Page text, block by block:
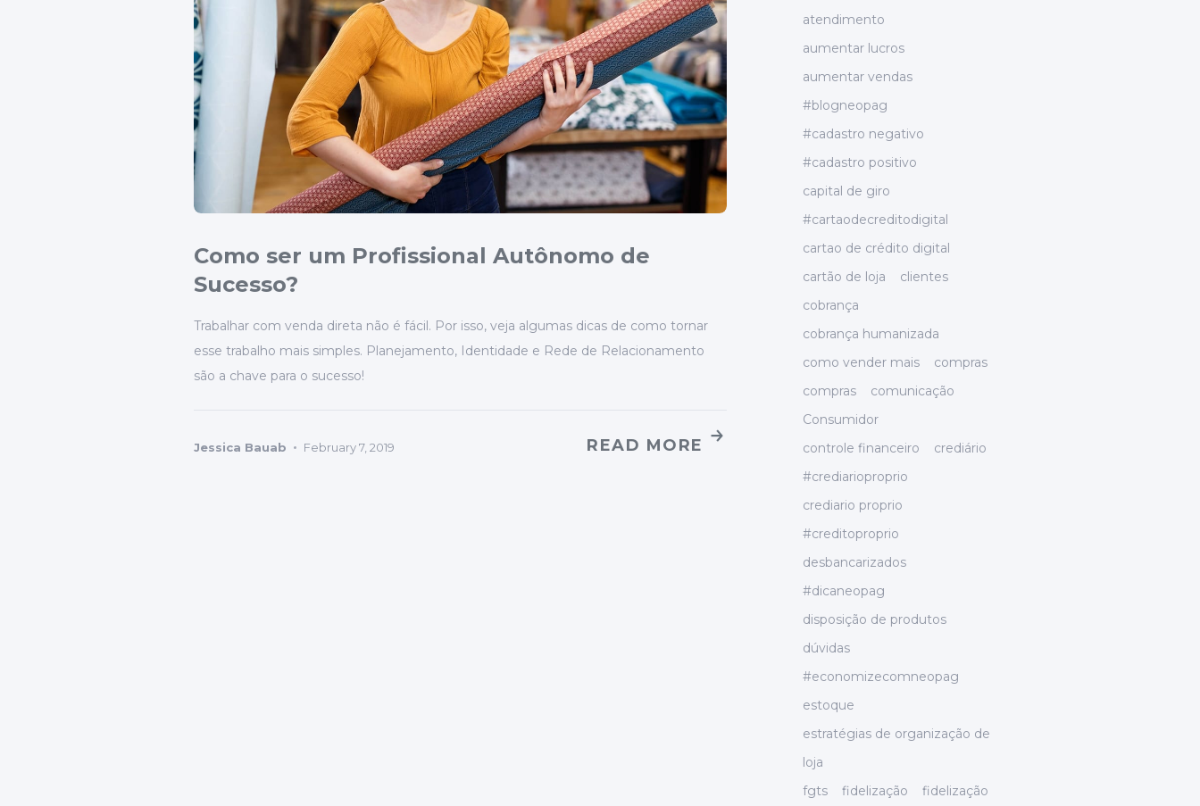
Como ser um Profissional Autônomo de
Sucesso?
Trabalhar com venda direta não é fácil. Por isso, veja algumas dicas de como tornar
esse trabalho mais simples. Planejamento, Identidade e Rede de Relacionamento
são a chave para o sucesso!
Jessica Bauab February 7, 2019 READ MORE
atendimento
aumentar lucros
aumentar vendas
#blogneopag
#cadastro negativo
#cadastro positivo
capital de giro
#cartaodecreditodigital
cartao de crédito digital
cartão de loja
clientes
cobrança
cobrança humanizada
como vender mais
compras
compras
comunicação
Consumidor
controle financeiro
crediário
#crediarioproprio
crediario proprio
#creditoproprio
desbancarizados
#dicaneopag
disposição de produtos
dúvidas
#economizecomneopag
estoque
estratégias de organização de
loja
fgts
fidelização
fidelização